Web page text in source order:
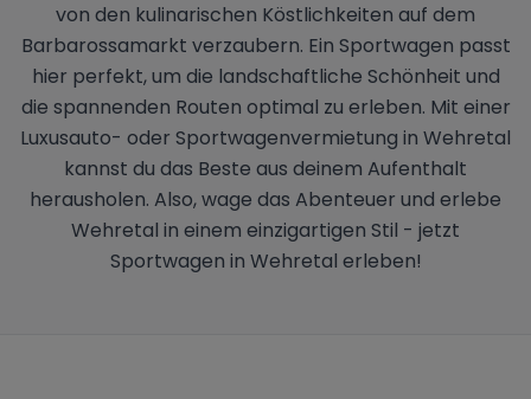
von den kulinarischen Köstlichkeiten auf dem
Barbarossamarkt verzaubern. Ein Sportwagen passt
hier perfekt, um die landschaftliche Schönheit und
die spannenden Routen optimal zu erleben. Mit einer
Luxusauto- oder Sportwagenvermietung in Wehretal
kannst du das Beste aus deinem Aufenthalt
herausholen. Also, wage das Abenteuer und erlebe
Wehretal in einem einzigartigen Stil - jetzt
Sportwagen in Wehretal erleben!